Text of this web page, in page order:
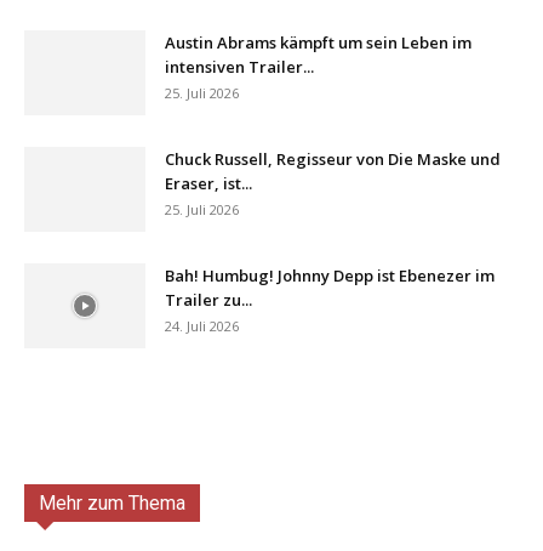
Austin Abrams kämpft um sein Leben im
intensiven Trailer...
25. Juli 2026
Chuck Russell, Regisseur von Die Maske und
Eraser, ist...
25. Juli 2026
Bah! Humbug! Johnny Depp ist Ebenezer im
Trailer zu...
24. Juli 2026
Mehr zum Thema